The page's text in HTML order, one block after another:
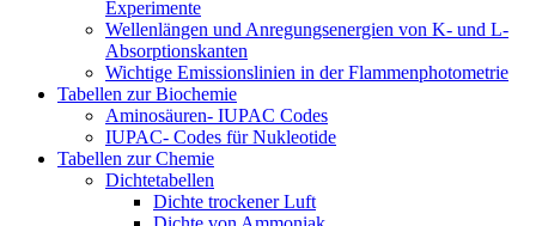
Experimente
Wellenlängen und Anregungsenergien von K- und L-
Absorptionskanten
Wichtige Emissionslinien in der Flammenphotometrie
Tabellen zur Biochemie
Aminosäuren- IUPAC Codes
IUPAC- Codes für Nukleotide
Tabellen zur Chemie
Dichtetabellen
Dichte trockener Luft